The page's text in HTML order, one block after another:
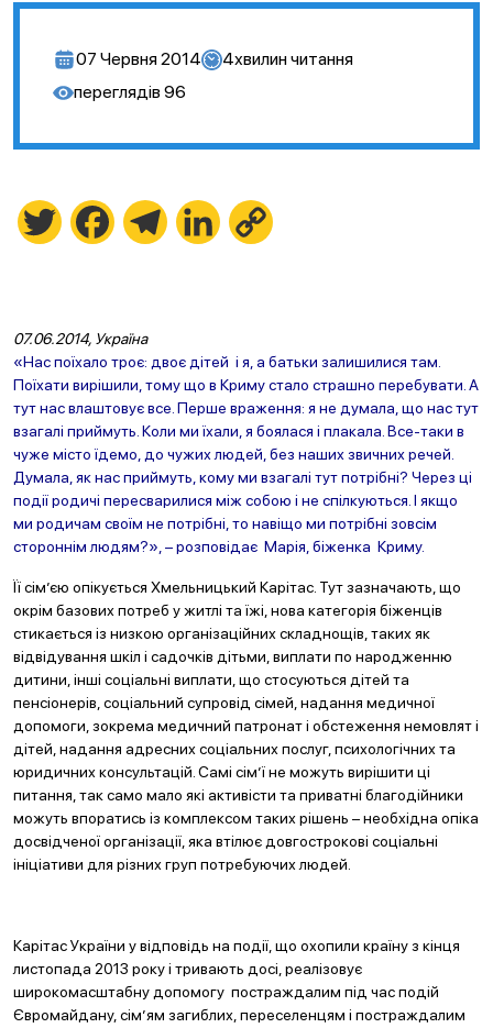
07 Червня 2014 4хвилин читання
переглядів 96
Twitter FacebookTelegramLinkedIn
07.06.2014, Україна
«Нас поїхало троє: двоє дітей і я, а батьки залишилися там.
Поїхати вирішили, тому що в Криму стало страшно перебувати. А
тут нас влаштовує все. Перше враження: я не думала, що нас тут
взагалі приймуть. Коли ми їхали, я боялася і плакала. Все-таки в
чуже місто їдемо, до чужих людей, без наших звичних речей.
Думала, як нас приймуть, кому ми взагалі тут потрібні? Через ці
події родичі пересварилися між собою і не спілкуються. І якщо
ми родичам своїм не потрібні, то навіщо ми потрібні зовсім
стороннім людям?», – розповідає Марія, біженка Криму.
Її сім’єю опікується Хмельницький Карітас. Тут зазначають, що
окрім базових потреб у житлі та їжі, нова категорія біженців
стикається із низкою організаційних складнощів, таких як
відвідування шкіл і садочків дітьми, виплати по народженню
дитини, інші соціальні виплати, що стосуються дітей та
пенсіонерів, соціальний супровід сімей, надання медичної
допомоги, зокрема медичний патронат і обстеження немовлят і
дітей, надання адресних соціальних послуг, психологічних та
юридичних консультацій. Самі сім’ї не можуть вирішити ці
питання, так само мало які активісти та приватні благодійники
можуть впоратись із комплексом таких рішень – необхідна опіка
досвідченої організації, яка втілює довгострокові соціальні
ініціативи для різних груп потребуючих людей.
Карітас України у відповідь на події, що охопили країну з кінця
листопада 2013 року і тривають досі, реалізовує
широкомасштабну допомогу постраждалим під час подій
Євромайдану, сім’ям загиблих, переселенцям і постраждалим